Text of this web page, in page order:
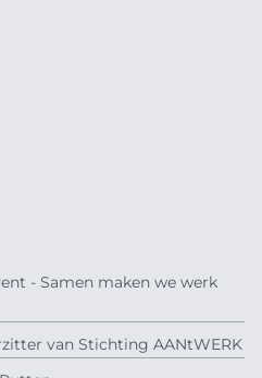
- Samen maken we werk
van Stichting AANtWERK